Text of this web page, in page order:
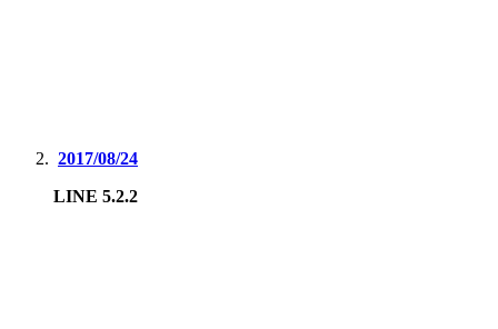
2017/08/24
LINE 5.2.2